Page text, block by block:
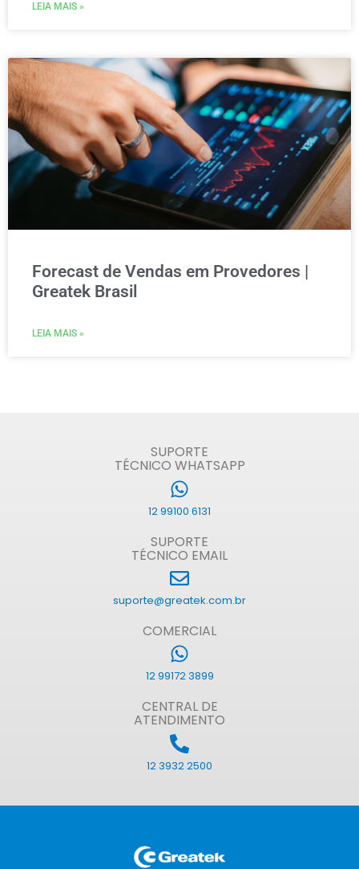
LEIA MAIS »
Forecast de Vendas em Provedores |
Greatek Brasil
LEIA MAIS »
SUPORTE
TÉCNICO WHATSAPP
12 99100 6131
SUPORTE
TÉCNICO EMAIL
suporte@greatek.com.br
COMERCIAL
12 99172 3899
CENTRAL DE
ATENDIMENTO
12 3932 2500